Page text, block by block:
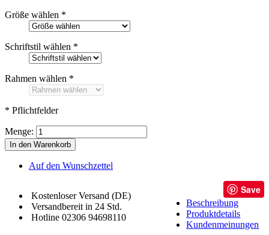
Größe wählen *
Schriftstil wählen *
Rahmen wählen *
* Pflichtfelder
Menge:
In den Warenkorb
Auf den Wunschzettel
Kostenloser Versand (DE)
Versandbereit in 24 Std.
Hotline 02306 94698110
Save
Beschreibung
Produktdetails
Kundenmeinungen